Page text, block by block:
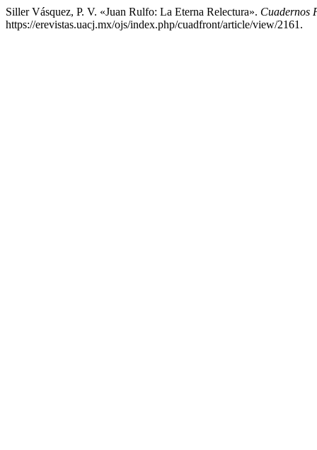
Siller Vásquez, P. V. «Juan Rulfo: La Eterna Relectura». Cuadernos
https://erevistas.uacj.mx/ojs/index.php/cuadfront/article/view/2161.